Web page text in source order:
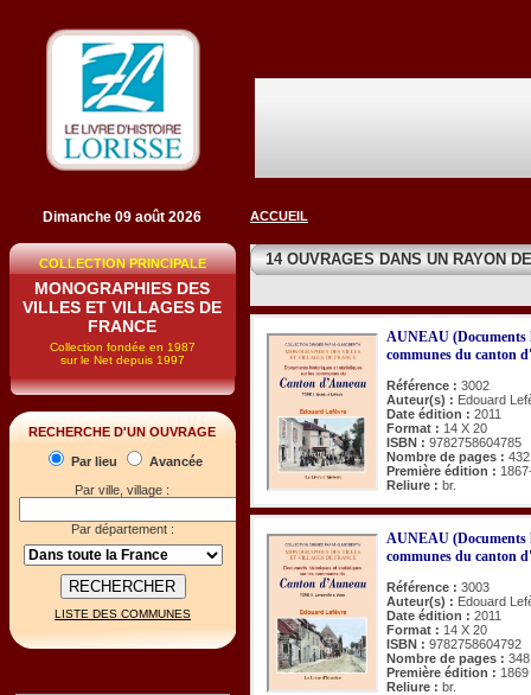
Dimanche 09 août 2026
COLLECTION PRINCIPALE
MONOGRAPHIES DES
VILLES ET VILLAGES DE
FRANCE
Collection fondée en 1987
sur le Net depuis 1997
RECHERCHE D'UN OUVRAGE
Par lieu
Avancée
Par ville, village :
Par département :
LISTE DES COMMUNES
ACCUEIL
14 OUVRAGES DANS UN RAYON
AUNEAU (Documents
communes du canton
Référence : 3002
Auteur(s) : Edouard
Date édition : 2011
Format : 14 X 20
ISBN : 9782758604785
Nombre de pages : 432
Première édition :
Reliure : br.
AUNEAU (Documents
communes du canton
Référence : 3003
Auteur(s) : Edouard
Date édition : 2011
Format : 14 X 20
ISBN : 9782758604792
Nombre de pages : 348
Première édition : 1869
Reliure : br.